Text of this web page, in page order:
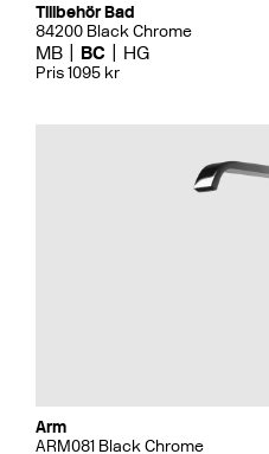
Tillbehör Bad
84200 Black Chrome
MB BC HG
Pris 1095 kr
Arm
ARM081 Black Chrome